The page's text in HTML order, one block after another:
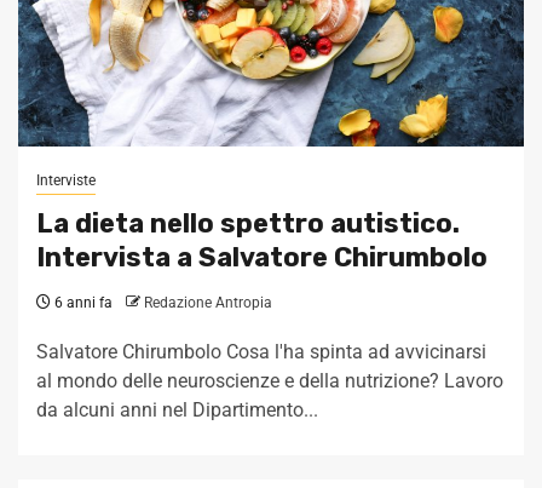
Interviste
La dieta nello spettro autistico.
Intervista a Salvatore Chirumbolo
6 anni fa Redazione Antropia
Salvatore Chirumbolo Cosa l'ha spinta ad avvicinarsi
al mondo delle neuroscienze e della nutrizione? Lavoro
da alcuni anni nel Dipartimento...